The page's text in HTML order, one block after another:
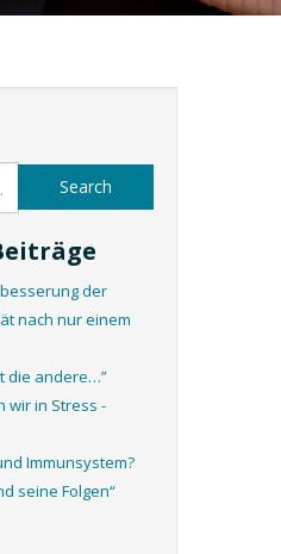
Search
der
nach nur einem
die andere…”
wir in Stress -
Immunsystem?
seine Folgen“